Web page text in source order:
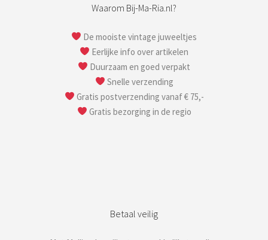
Waarom Bij-Ma-Ria.nl?
De mooiste vintage juweeltjes
Eerlijke info over artikelen
Duurzaam en goed verpakt
Snelle verzending
Gratis postverzending vanaf € 75,-
Gratis bezorging in de regio
Betaal veilig